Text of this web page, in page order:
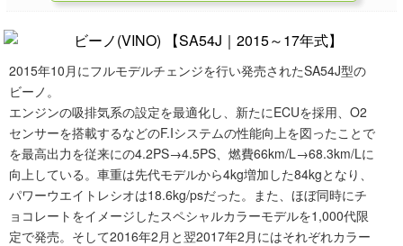
2015年10月にフルモデルチェンジを行い発売されたSA54J型の
ビーノ。
エンジンの吸排気系の設定を最適化し、新たにECUを採用、O2
センサーを搭載するなどのF.Iシステムの性能向上を図ったことで
を最高出力を従来にの4.2PS→4.5PS、燃費66km/L→68.3km/Lに
向上している。車重は先代モデルから4kg増加した84kgとなり、
パワーウエイトレシオは18.6kg/psだった。また、ほぼ同時にチ
ョコレートをイメージしたスペシャルカラーモデルを1,000代限
定で発売。そして2016年2月と翌2017年2月にはそれぞれカラー